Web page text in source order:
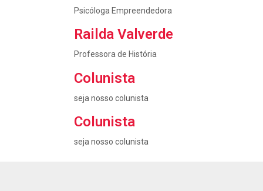
Psicóloga Empreendedora
Railda Valverde
Professora de História
Colunista
seja nosso colunista
Colunista
seja nosso colunista